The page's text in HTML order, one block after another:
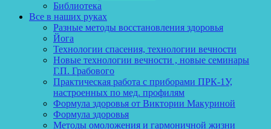
Библиотека
Все в наших руках
Разные методы восстановления здоровья
Йога
Технологии спасения, технологии вечности
Новые технологии вечности , новые семинары
Г.П. Грабового
Практическая работа с приборами ПРК-1У,
настроенных по мед. профилям
Формула здоровья от Виктории Макуриной
Формула здоровья
Методы омоложения и гармоничной жизни